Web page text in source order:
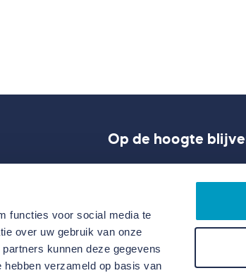
functies voor social media te
over uw gebruik van onze
kunnen deze gegevens
verzameld op basis van
Op de hoogte
rondom ontwikkelen